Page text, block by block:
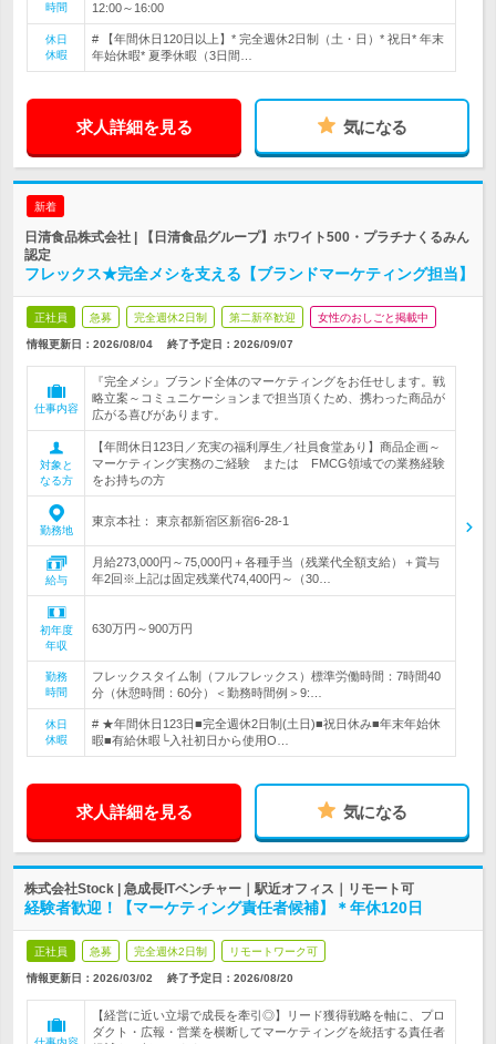
時間
12:00～16:00
休日
休暇
# 【年間休日120日以上】* 完全週休2日制（土・日）* 祝日* 年末
年始休暇* 夏季休暇（3日間…
求人詳細を見る 気になる
新着
日清食品株式会社 | 【日清食品グループ】ホワイト500・プラチナくるみん
認定
フレックス★完全メシを支える【ブランドマーケティング担当】
正社員 急募 完全週休2日制 第二新卒歓迎 女性のおしごと掲載中
情報更新日：2026/08/04 終了予定日： 2026/09/07
仕事内容
『完全メシ』ブランド全体のマーケティングをお任せします。戦
略立案～コミュニケーションまで担当頂くため、携わった商品が
広がる喜びがあります。
対象と
なる方
【年間休日123日／充実の福利厚生／社員食堂あり】商品企画～
マーケティング実務のご経験 または FMCG領域での業務経験
をお持ちの方
勤務地
東京本社： 東京都新宿区新宿6-28-1
給与
月給273,000円～75,000円＋各種手当（残業代全額支給）＋賞与
年2回※上記は固定残業代74,400円～（30…
初年度
年収
630万円～900万円
勤務
時間
フレックスタイム制（フルフレックス）標準労働時間：7時間40
分（休憩時間：60分）＜勤務時間例＞9:…
休日
休暇
# ★年間休日123日■完全週休2日制(土日)■祝日休み■年末年始休
暇■有給休暇└入社初日から使用O…
求人詳細を見る 気になる
株式会社Stock | 急成長ITベンチャー｜駅近オフィス｜リモート可
経験者歓迎！【マーケティング責任者候補】＊年休120日
正社員 急募 完全週休2日制 リモートワーク可
情報更新日：2026/03/02 終了予定日： 2026/08/20
【経営に近い立場で成長を牽引◎】リード獲得戦略を軸に、プロ
ダクト・広報・営業を横断してマーケティングを統括する責任者